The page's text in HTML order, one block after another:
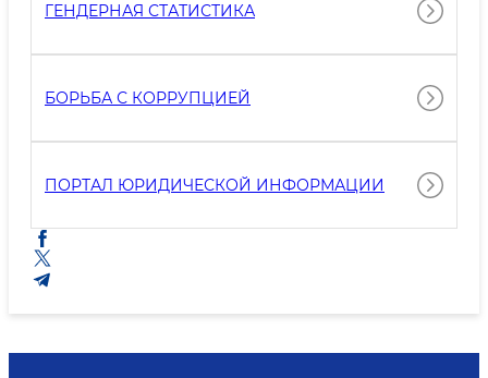
ГЕНДЕРНАЯ СТАТИСТИКА
БОРЬБА С КОРРУПЦИЕЙ
ПОРТАЛ ЮРИДИЧЕСКОЙ ИНФОРМАЦИИ